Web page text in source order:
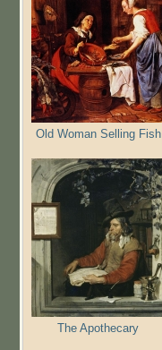
Old Woman Selling Fish
The Apothecary